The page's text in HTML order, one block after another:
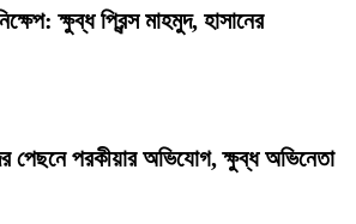
ক্ষুব্ধ প্রিন্স মাহমুদ, হাসানের
পেছনে পরকীয়ার অভিযোগ, ক্ষুব্ধ অভিনেতা